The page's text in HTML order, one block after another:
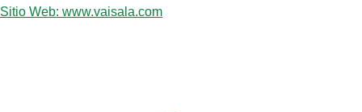
Sitio Web: www.vaisala.com